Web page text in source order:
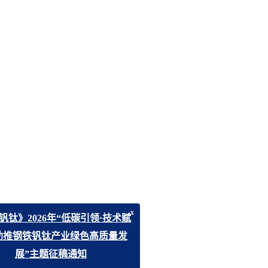
x
2026年“低碳引领·技术赋
钒钛产业绿色高质量发